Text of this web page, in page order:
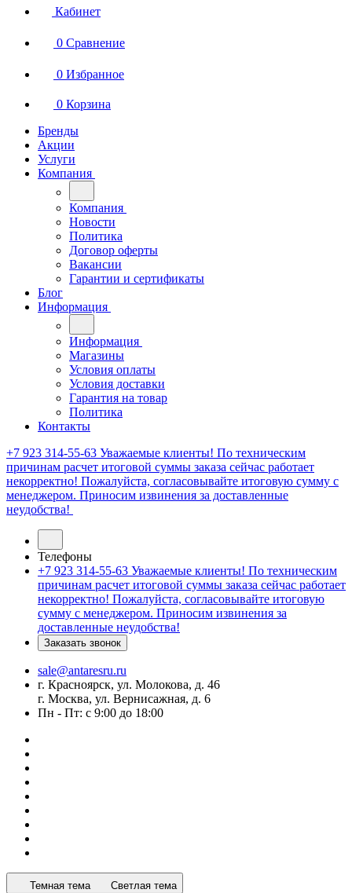
Кабинет
0 Сравнение
0 Избранное
0 Корзина
Бренды
Акции
Услуги
Компания
Компания
Новости
Политика
Договор оферты
Вакансии
Гарантии и сертификаты
Блог
Информация
Информация
Магазины
Условия оплаты
Условия доставки
Гарантия на товар
Политика
Контакты
+7 923 314-55-63 Уважаемые клиенты! По техническим
причинам расчет итоговой суммы заказа сейчас работает
некорректно! Пожалуйста, согласовывайте итоговую сумму с
менеджером. Приносим извинения за доставленные
неудобства!
Телефоны
+7 923 314-55-63 Уважаемые клиенты! По техническим
причинам расчет итоговой суммы заказа сейчас работает
некорректно! Пожалуйста, согласовывайте итоговую
сумму с менеджером. Приносим извинения за
доставленные неудобства!
Заказать звонок
sale@antaresru.ru
г. Красноярск, ул. Молокова, д. 46
г. Москва, ул. Вернисажная, д. 6
Пн - Пт: с 9:00 до 18:00
Темная тема Светлая тема